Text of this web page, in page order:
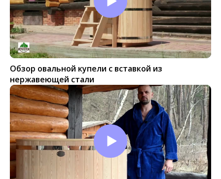
Обзор овальной купели с вставкой из
нержавеющей стали